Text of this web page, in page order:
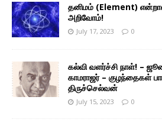
தனிமம் (Element)
அறிவோம்!
July 17, 2023 0
கல்வி வளர்ச்சி நாள்! –
காமராஜர் – குழந்தைகள்
திருச்செல்வன்
July 15, 2023 0